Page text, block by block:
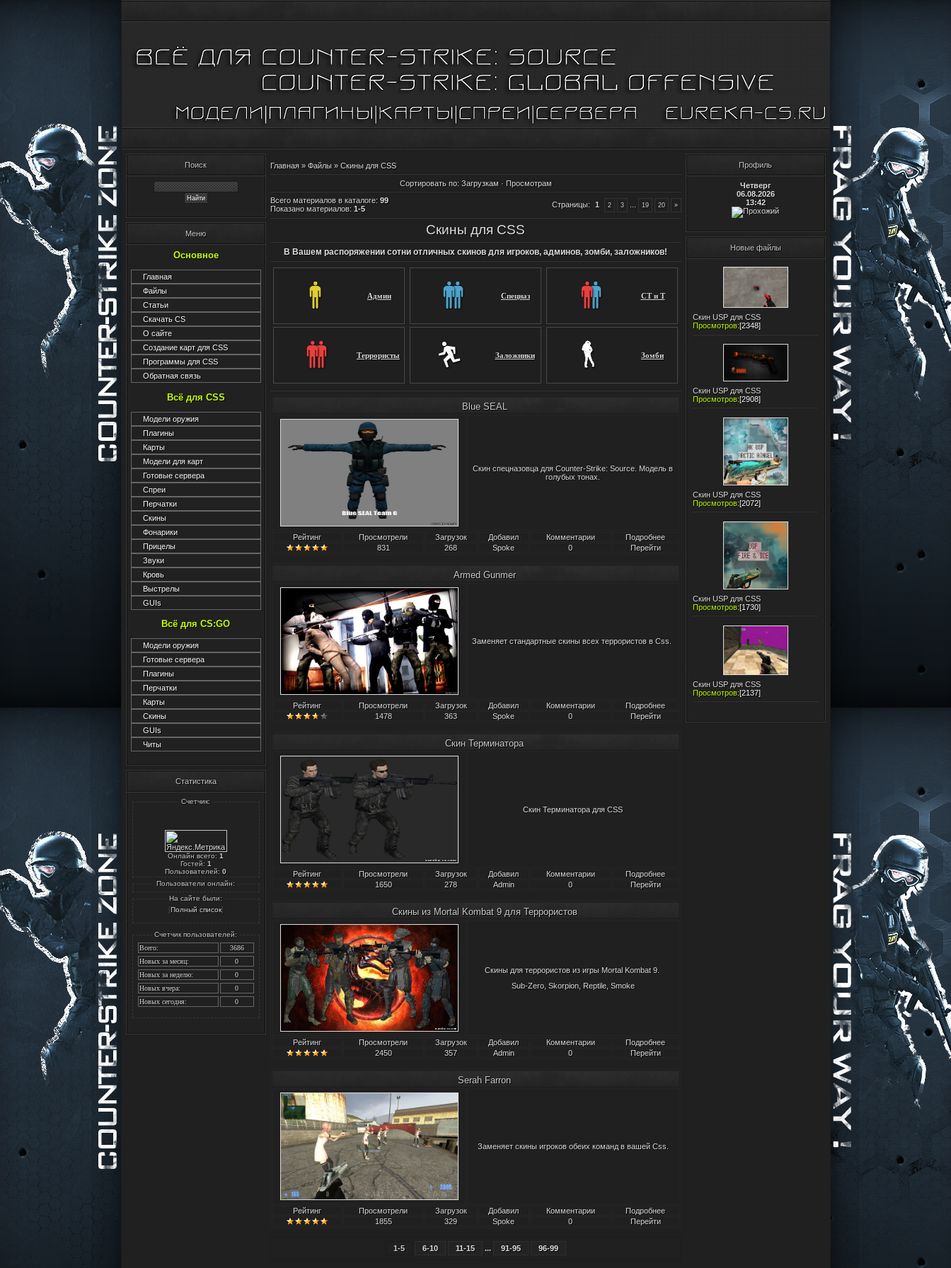
Поиск
Меню
Основное
Главная
Файлы
Статьи
Скачать CS
О сайте
Создание карт для CSS
Программы для CSS
Обратная связь
Всё для CSS
Модели оружия
Плагины
Карты
Модели для карт
Готовые сервера
Спреи
Перчатки
Скины
Фонарики
Прицелы
Звуки
Кровь
Выстрелы
GUIs
Всё для CS:GO
Модели оружия
Готовые сервера
Плагины
Перчатки
Карты
Скины
GUIs
Читы
Статистика
Счетчик:
Онлайн всего: 1
Гостей: 1
Пользователей: 0
Пользователи онлайн:
На сайте были:
[Полный список]
Счетчик пользователей:
Всего:
3686
Новых за месяц:
0
Новых за неделю:
0
Новых вчера:
0
Новых сегодня:
0
Главная» Файлы» Скины для CSS
Сортировать по: Загрузкам · Просмотрам
Всего материалов в каталоге: 99
Показано материалов: 1-5 Страницы: 1 2 3 19 20 »
Скины для CSS
В Вашем распоряжении сотни отличных скинов для игроков, админов, зомби, заложников!
Админ Спецназ CT и T
Террористы Заложники Зомби
Blue SEAL
Скин спецназовца для Counter-Strike: Source. Модель в
голубых тонах.
Рейтинг Просмотрели Загрузок Добавил Комментарии
Подробнее
831
268 Spoke 0 Перейти
Armed Gunmer
Заменяет стандартные скины всех террористов в Css.
Рейтинг Просмотрели Загрузок Добавил Комментарии
Подробнее
1478
363 Spoke 0 Перейти
Скин Терминатора
Скин Терминатора для CSS
Рейтинг Просмотрели Загрузок Добавил Комментарии
Подробнее
1650
278 Admin 0 Перейти
Скины из Mortal Kombat 9 для Террористов
Скины для террористов из игры Mortal Kombat 9.
Sub-Zero, Skorpion, Reptile, Smoke
Рейтинг Просмотрели Загрузок Добавил Комментарии
Подробнее
2450
357 Admin 0 Перейти
Serah Farron
Заменяет скины игроков обеих команд в вашей Css.
Рейтинг Просмотрели Загрузок Добавил Комментарии
Подробнее
1855
329 Spoke 0 Перейти
1-5 6-10 11-15 ... 91-95 96-99
Профиль
Четверг
06.08.2026
13:42
Новые файлы
Скин USP для CSS
Просмотров:[2348]
Скин USP для CSS
Просмотров:[2908]
Скин USP для CSS
Просмотров:[2072]
Скин USP для CSS
Просмотров:[1730]
Скин USP для CSS
Просмотров:[2137]